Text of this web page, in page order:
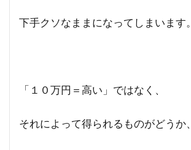
下手クソなままになってしまいます。
「１０万円＝高い」ではなく、
それによって得られるものがどうか、